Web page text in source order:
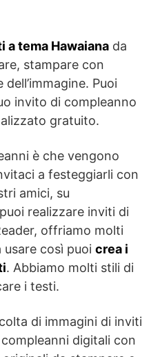
a tema Hawaiana da
stampare con
dell’immagine. Puoi
invito di compleanno
gratuito.
è che vengono
a festeggiarli con
amici, su
realizzare inviti di
offriamo molti
così puoi crea i
. Abbiamo molti stili di
i testi.
di immagini di inviti
digitali con